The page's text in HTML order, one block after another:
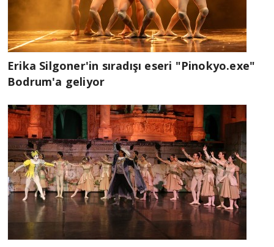
Erika Silgoner'in sıradışı eseri "Pinokyo.exe"
Bodrum'a geliyor